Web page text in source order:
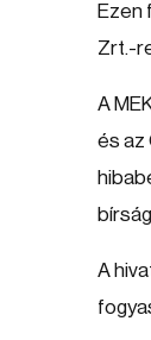
Ezen
Zrt.-
A
és az
A